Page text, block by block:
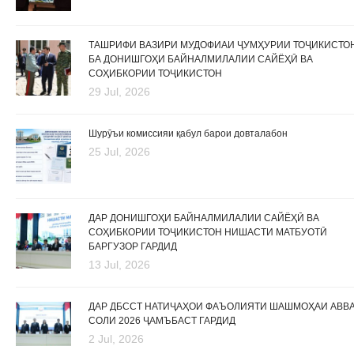
ТАШРИФИ ВАЗИРИ МУДОФИАИ ҶУМҲУРИИ
БА ДОНИШГОҲИ БАЙНАЛМИЛАЛИИ САЙЁҲӢ ВА
СОҲИБКОРИИ ТОҶИКИСТОН
29 Jul, 2026
Шурӯъи комиссияи қабул барои довталабон
25 Jul, 2026
ДАР ДОНИШГОҲИ БАЙНАЛМИЛАЛИИ САЙЁҲӢ ВА
СОҲИБКОРИИ ТОҶИКИСТОН НИШАСТИ МАТБУОТӢ
БАРГУЗОР ГАРДИД
13 Jul, 2026
ДАР ДБССТ НАТИҶАҲОИ ФАЪОЛИЯТИ ШАШМОҲАИ
СОЛИ 2026 ҶАМЪБАСТ ГАРДИД
2 Jul, 2026